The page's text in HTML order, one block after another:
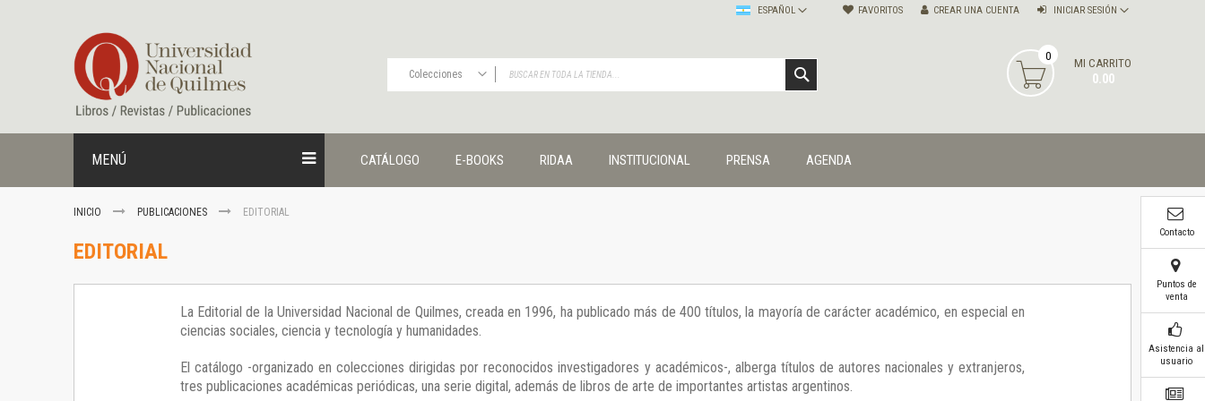
contenido
FAVORITOS INICIAR SESIÓN
CREAR UNA CUENTA
ESPAÑOL
Colecciones
Publicaciones
Editorial
Cuadernos universitarios
Derechos humanos
Ediciones especiales
Géneros
MI CARRITO
0.00
0
MENÚ CATÁLOGO E-BOOKS RIDAA INSTITUCIONAL PRENSA AGENDA
INICIO PUBLICACIONES EDITORIAL
EDITORIAL
La Editorial de la Universidad Nacional de Quilmes, creada en 1996, ha publicado más de 400 títulos, la mayoría de carácter académico, en especial en
ciencias sociales, ciencia y tecnología y humanidades.
El catálogo -organizado en colecciones dirigidas por reconocidos investigadores y académicos-, alberga títulos de autores nacionales y extranjeros,
tres publicaciones académicas periódicas, una serie digital, además de libros de arte de importantes artistas argentinos.
Contacto
Puntos de
venta
Asistencia al
usuario